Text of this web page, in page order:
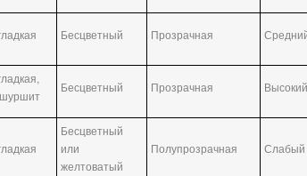
Бесцветный Прозрачная
Бесцветный Прозрачная Высокий
Бесцветный
или
желтоватый
Полупрозрачная Слабый